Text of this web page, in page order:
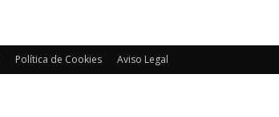
Política de Cookies Aviso Legal